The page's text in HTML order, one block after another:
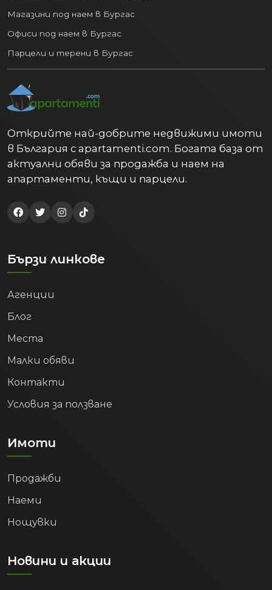
Магазини под наем в Бургас
Офиси под наем в Бургас
Парцели и терени в Бургас
Открийте най-добрите недвижими имоти
в България с apartamenti.com. Богата база от
актуални обяви за продажба и наем на
апартаменти, къщи и парцели.
Бързи линкове
Агенции
Блог
Места
Малки обяви
Контакти
Условия за ползване
Имоти
Продажби
Наеми
Нощувки
Новини и акции